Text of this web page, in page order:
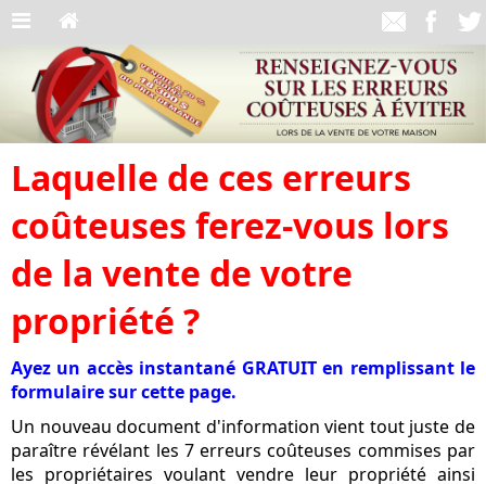
Laquelle de ces erreurs
coûteuses ferez-vous lors
de la vente de votre
propriété ?
Ayez un accès instantané GRATUIT en remplissant le
formulaire sur cette page.
Un nouveau document d'information vient tout juste de
paraître révélant les 7 erreurs coûteuses commises par
les propriétaires voulant vendre leur propriété ainsi